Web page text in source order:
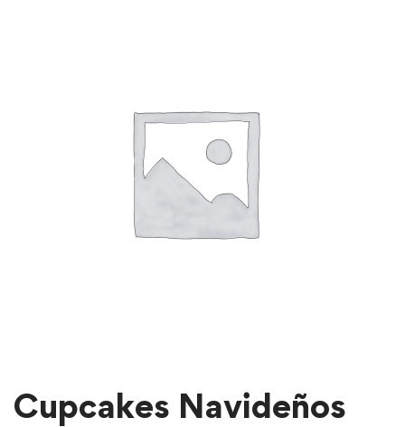
Cupcakes Navideños